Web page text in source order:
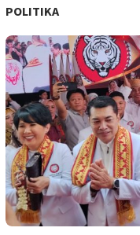
POLITIKA